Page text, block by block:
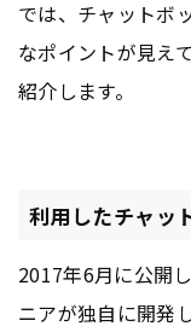
では、チャットボ
なポイントが見え
紹介します。
利用したチャッ
2017年6月に公開
ニアが独自に開発